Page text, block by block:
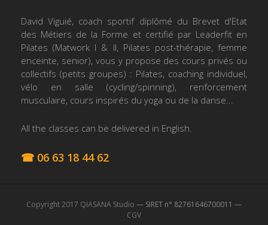
David Viguié, coach sportif diplômé du Brevet d'Etat
des Métiers de la Forme et certifié par Leaderfit en
Pilates (Matwork I & II, Pilates post-thérapie, femme
enceinte, senior), vous y propose des cours privés ou
collectifs (petits groupes) : Pilates, coaching individuel,
vélo en salle (cycling/spinning), renforcement
musculaire, cours inspirés du yoga ou de la danse...
All the classes can be delivered in English.
☎ 06 63 18 44 62
Copyright 2017 QIASANA Studio — SIRET n° 82761646700011 —
CGV